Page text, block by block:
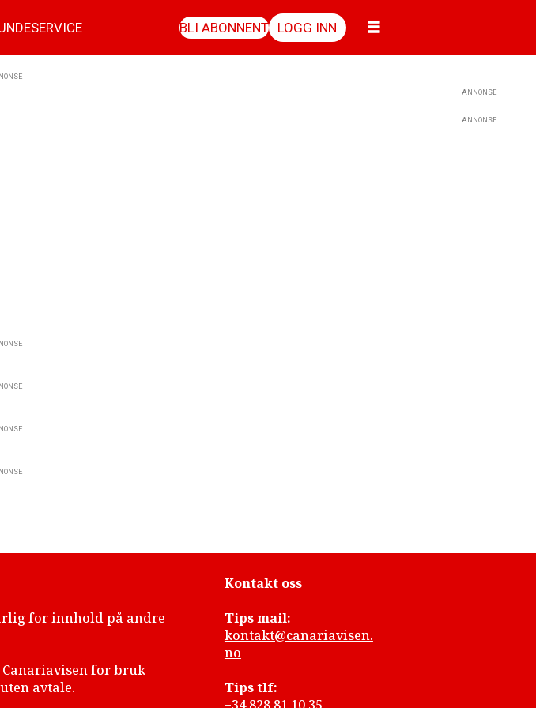
BLI ABONNENT LOGG INN
ANNONSE
ANNONSE
for innhold på andre
for bruk
avtale.
Kontakt oss
Tips mail:
kontakt@canariavisen.
no
Tips tlf: